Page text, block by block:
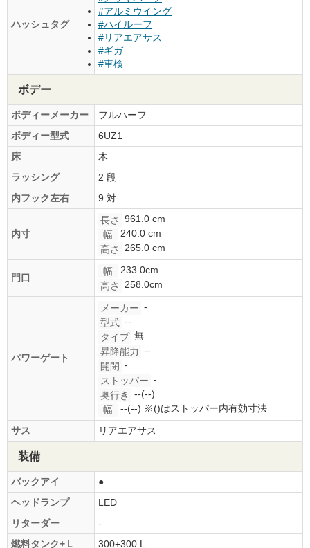
ハッシュタグ
#アルミウイング
#ハイルーフ
#リアエアサス
#ギガ
#車検
ボデー
ボディーメーカー
フルハーフ
ボディー型式
6UZ1
床
木
ラッシング
2 段
内フック左右
9 対
内寸
長さ
961.0 cm
幅
240.0 cm
高さ
265.0 cm
門口
幅
233.0cm
高さ
258.0cm
パワーゲート
メーカー -
型式 --
タイプ 無
昇降能力 --
開閉 -
ストッパー -
奥行き
--(--)
幅
--(--) ※()はストッパー内有効寸法
サス
リアエアサス
装備
バックアイ
●
ヘッドランプ
LED
リターダー
-
燃料タンク+Ｌ
300+300 L